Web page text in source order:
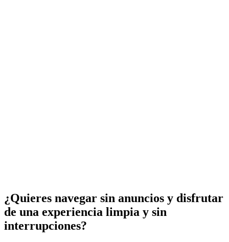
¿Quieres navegar sin anuncios y disfrutar
de una experiencia limpia y sin
interrupciones?